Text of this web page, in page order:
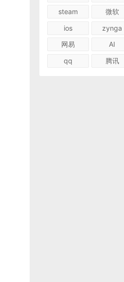
steam
微软
ios
zynga
网易
AI
qq
腾讯